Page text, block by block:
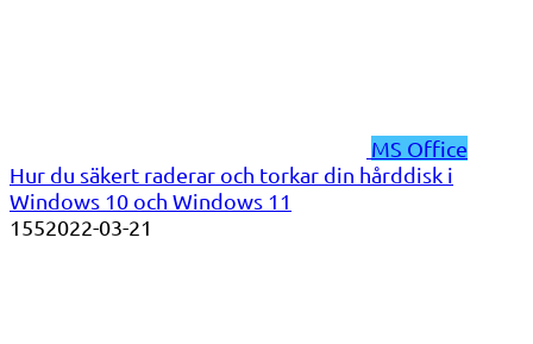
MS Office
Hur du säkert raderar och torkar din hårddisk i
Windows 10 och Windows 11
1552022-03-21